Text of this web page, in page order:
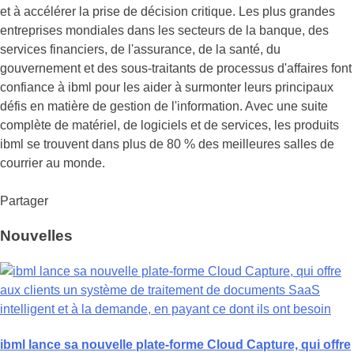
et à accélérer la prise de décision critique. Les plus grandes
entreprises mondiales dans les secteurs de la banque, des
services financiers, de l'assurance, de la santé, du
gouvernement et des sous-traitants de processus d'affaires font
confiance à ibml pour les aider à surmonter leurs principaux
défis en matière de gestion de l'information. Avec une suite
complète de matériel, de logiciels et de services, les produits
ibml se trouvent dans plus de 80 % des meilleures salles de
courrier au monde.
Partager
Nouvelles
ibml lance sa nouvelle plate-forme Cloud Capture, qui offre